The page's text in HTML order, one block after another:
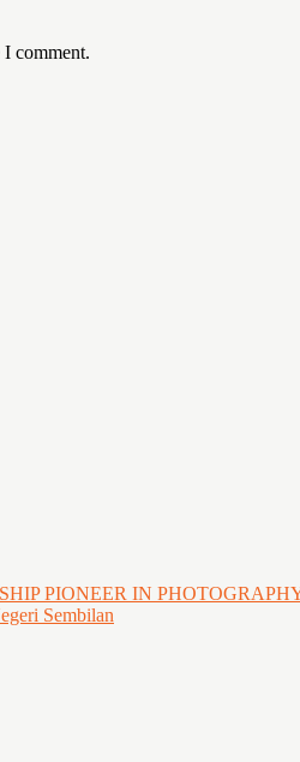
comment.
PIONEER IN
Sembilan